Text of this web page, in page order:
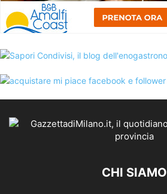
CHI SIAMO